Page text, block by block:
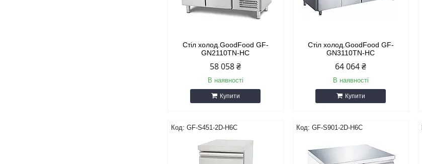
Стіл холод.GoodFood GF-
GN2110TN-HC
58 058 ₴
В наявності
Купити
Стіл холод.GoodFood GF-
GN3110TN-HC
64 064 ₴
В наявності
Купити
GF-S451-2D-H6C GF-S901-2D-H6C